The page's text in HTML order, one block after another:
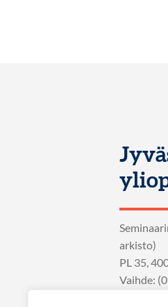
arkisto)
PL 35,
Vaihde: